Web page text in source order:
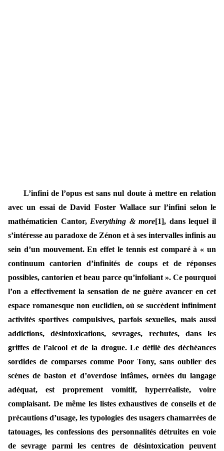
L’infini de l’opus est sans nul doute à mettre en relation
avec un essai de David Foster Wallace sur l’infini selon le
mathématicien Cantor, Everything & more[1], dans lequel il
s’intéresse au paradoxe de Zénon et à ses intervalles infinis au
sein d’un mouvement. En effet le tennis est comparé à « un
continuum cantorien d’infinités de coups et de réponses
possibles, cantorien et beau parce qu’infoliant ». Ce pourquoi
l’on a effectivement la sensation de ne guère avancer en cet
espace romanesque non euclidien, où se succèdent infiniment
activités sportives compulsives, parfois sexuelles, mais aussi
addictions, désintoxications, sevrages, rechutes, dans les
griffes de l’alcool et de la drogue. Le défilé des déchéances
sordides de comparses comme Poor Tony, sans oublier des
scènes de baston et d’overdose infâmes, ornées du langage
adéquat, est proprement vomitif, hyperréaliste, voire
complaisant. De même les listes exhaustives de conseils et de
précautions d’usage, les typologies des usagers chamarrées de
tatouages, les confessions des personnalités détruites en voie
de sevrage parmi les centres de désintoxication peuvent